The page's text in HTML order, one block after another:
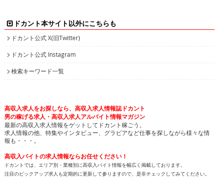
ドカント本サイト以外にこちらも
ドカント公式 X(旧Twitter)
ドカント公式 Instagram
検索キーワード一覧
高収入求人をお探しなら、高収入求人情報誌ドカント
男の稼げる求人・高収入求人アルバイト情報マガジン
最新の高収入求人情報をゲットしてドカント稼ごう。
求人情報の他、特集やインタビュー、グラビアなど仕事を探しながら様々な情
報も・・・。
高収入バイトの求人情報ならお任せください！
ドカントでは、エリア別・業種別に高収入バイト情報を幅広く掲載しております。
注目のピックアップ求人も定期的に更新して参りますので、是非チェックしてみてください。